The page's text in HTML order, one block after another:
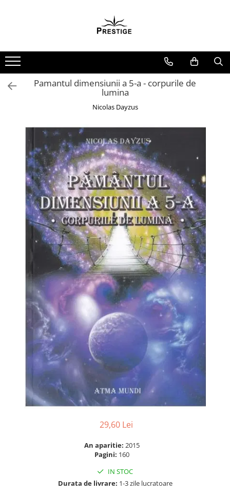
Noutati
Promotii
Pachete Speciale Carti
Arte Divinatorii
Astrologie
Chiromantie
Dezvoltare Spirituala
KidConnection
Minte Corp
New Illuminati Files
Numerologie
Paranormal
Parapsihologie
Ramtha
Audiobook
ReConnect
Religie
Crestinism
ScienceConnection
SelfConnect
SelfHealing
Vindecare Spirituala
Pamantul dimensiunii a 5-a - corpurile de
lumina
Nicolas Dayzus
29,60 Lei
An aparitie: 2015
Pagini: 160
IN STOC
Durata de livrare: 1-3 zile lucratoare